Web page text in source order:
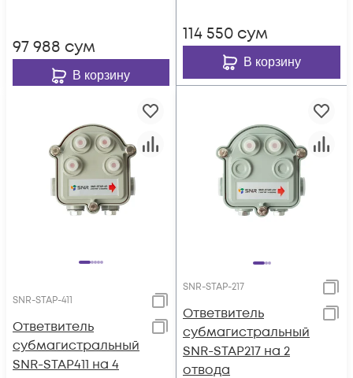
97 988 сум
В корзину
114 550 сум
В корзину
SNR-STAP-411
Ответвитель
субмагистральный
SNR-STAP411 на 4
SNR-STAP-217
Ответвитель
субмагистральный
SNR-STAP217 на 2
отвода